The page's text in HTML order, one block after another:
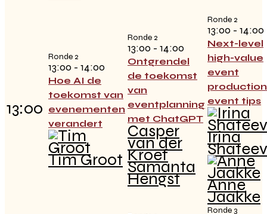
13:00
Ronde 2
13:00 - 14:00
Hoe AI de
toekomst van
evenementen
verandert
Tim Groot
Ronde 2
13:00 - 14:00
Ontgrendel
de toekomst
van
eventplanning
met ChatGPT
Casper
van der
Kroef
Samanta
Hengst
Ronde 2
13:00 - 14:00
Next-level
high-value
event
production
event tips
Irina
Anne
Jaakke
Ronde 3